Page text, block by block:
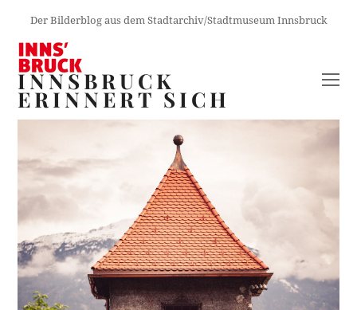
Der Bilderblog aus dem Stadtarchiv/Stadtmuseum Innsbruck
INNSBRUCK
ERINNERT SICH